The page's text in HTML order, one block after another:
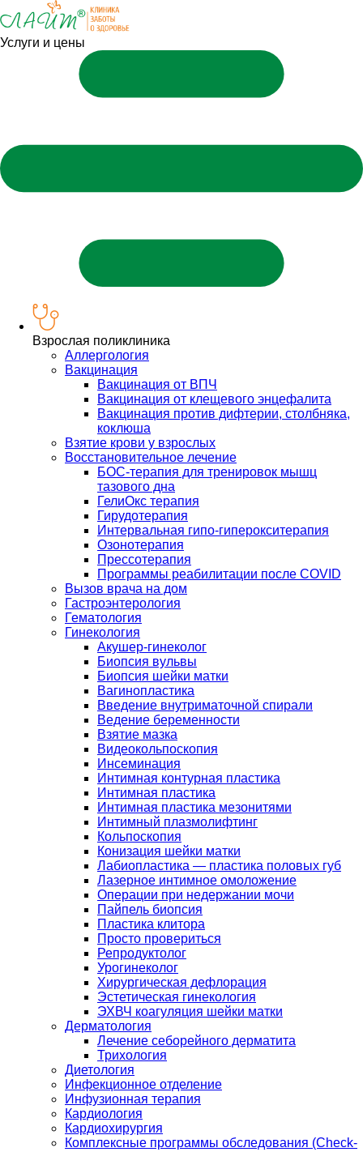
Услуги и цены
Взрослая поликлиника
Аллергология
Вакцинация
Вакцинация от ВПЧ
Вакцинация от клещевого энцефалита
Вакцинация против дифтерии, столбняка,
коклюша
Взятие крови у взрослых
Восстановительное лечение
БОС-терапия для тренировок мышц
тазового дна
ГелиОкс терапия
Гирудотерапия
Интервальная гипо-гиперокситерапия
Озонотерапия
Прессотерапия
Программы реабилитации после СOVID
Вызов врача на дом
Гастроэнтерология
Гематология
Гинекология
Акушер-гинеколог
Биопсия вульвы
Биопсия шейки матки
Вагинопластика
Введение внутриматочной спирали
Ведение беременности
Взятие мазка
Видеокольпоскопия
Инсеминация
Интимная контурная пластика
Интимная пластика
Интимная пластика мезонитями
Интимный плазмолифтинг
Кольпоскопия
Конизация шейки матки
Лабиопластика — пластика половых губ
Лазерное интимное омоложение
Операции при недержании мочи
Пайпель биопсия
Пластика клитора
Просто провериться
Репродуктолог
Урогинеколог
Хирургическая дефлорация
Эстетическая гинекология
ЭХВЧ коагуляция шейки матки
Дерматология
Лечение себорейного дерматита
Трихология
Диетология
Инфекционное отделение
Инфузионная терапия
Кардиология
Кардиохирургия
Комплексные программы обследования (Check-